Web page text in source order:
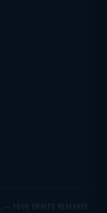
— TOUS DROITS RÉSERVÉS